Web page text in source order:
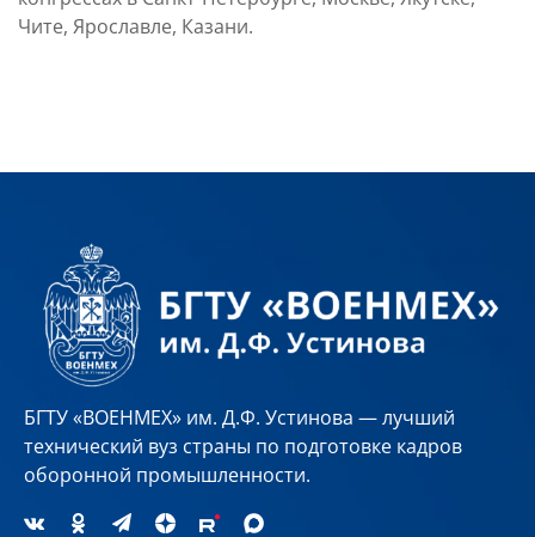
Чите, Ярославле, Казани.
БГТУ «ВОЕНМЕХ» им. Д.Ф. Устинова — лучший
технический вуз страны по подготовке кадров
оборонной промышленности.